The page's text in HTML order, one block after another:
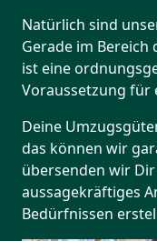
Natürlich sind
Gerade im
ist eine
Voraussetzung für
Deine
das können wir
übersenden wir
aussagekräftiges
Bedürfnissen